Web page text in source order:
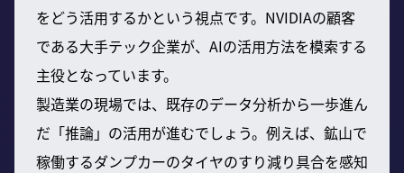
をどう活用するかという視点です。NVIDIAの顧客
である大手テック企業が、AIの活用方法を模索する
主役となっています。
製造業の現場では、既存のデータ分析から一歩進ん
だ「推論」の活用が進むでしょう。例えば、鉱山で
稼働するダンプカーのタイヤのすり減り具合を感知